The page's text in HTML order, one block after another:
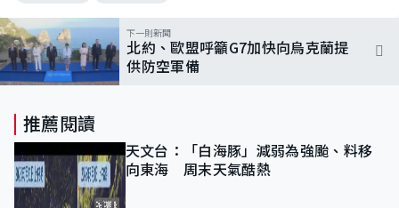
下一則新聞
北約、歐盟呼籲G7加快向烏克蘭提
供防空軍備
推薦閱讀
天文台：「白海豚」減弱為強颱、料移
向東海 周末天氣酷熱